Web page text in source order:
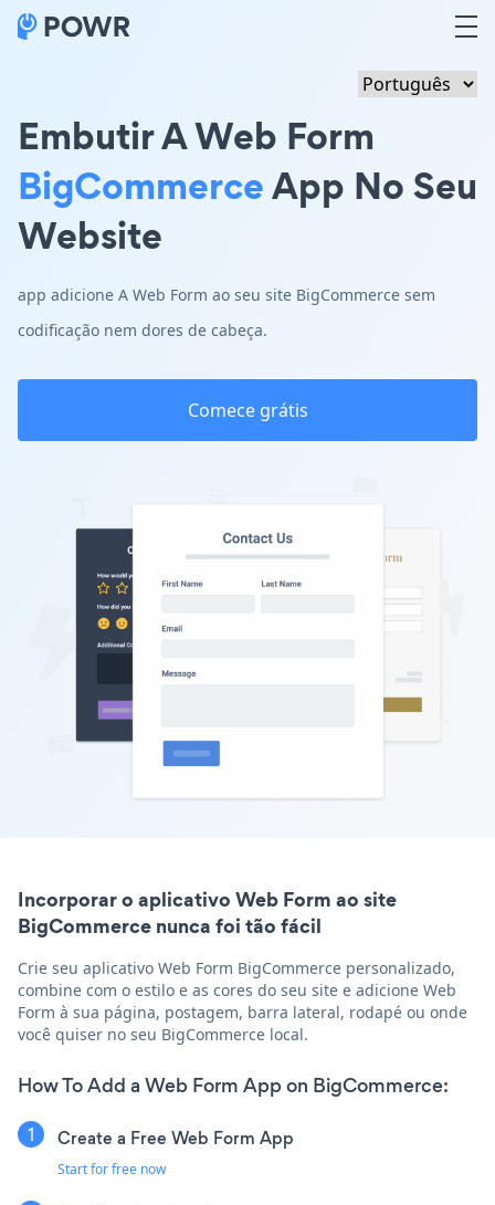
Embutir A Web Form
BigCommerceApp No Seu
Website
app adicione A Web Form ao seu site BigCommerce sem
codificação nem dores de cabeça.
Comece grátis
Incorporar o aplicativo Web Form ao site
BigCommerce nunca foi tão fácil
Crie seu aplicativo Web Form BigCommerce personalizado,
combine com o estilo e as cores do seu site e adicione Web
Form à sua página, postagem, barra lateral, rodapé ou onde
você quiser no seu BigCommerce local.
How To Add a Web Form App on BigCommerce:
Create a Free Web Form App
Start for free now